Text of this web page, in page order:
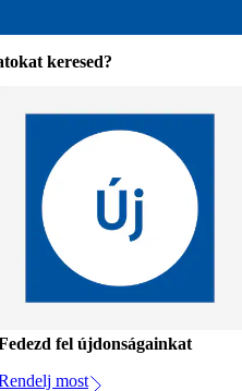
keresed?
fel újdonságainkat
most